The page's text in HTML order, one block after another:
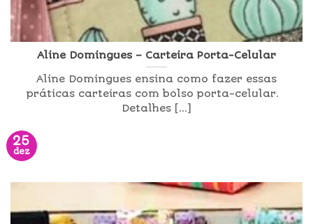
Aline Domingues – Carteira Porta-Celular
Aline Domingues ensina como fazer essas
práticas carteiras com bolso porta-celular.
Detalhes [...]
25
dez